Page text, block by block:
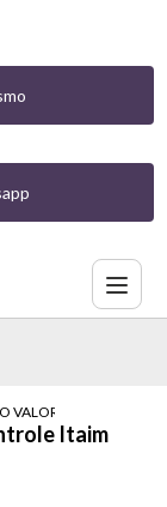
VALOR DE FITA LED
Itaim